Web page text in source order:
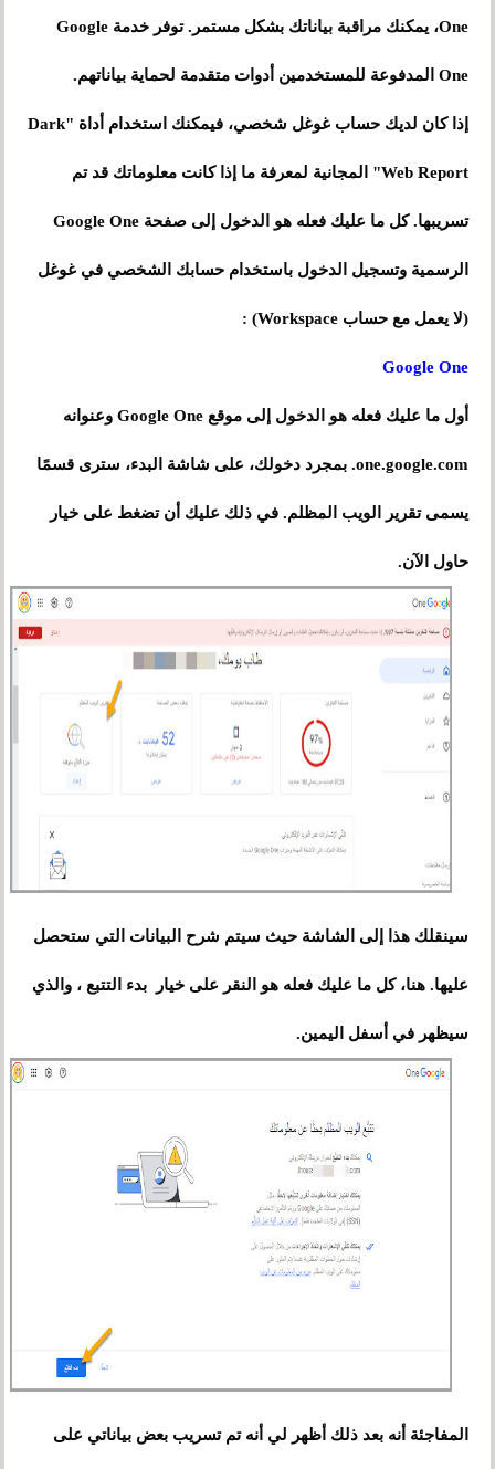
One، يمكنك مراقبة بياناتك بشكل مستمر. توفر خدمة Google
One المدفوعة للمستخدمين أدوات متقدمة لحماية بياناتهم.
إذا كان لديك حساب غوغل شخصي، فيمكنك استخدام أداة "Dark
Web Report" المجانية لمعرفة ما إذا كانت معلوماتك قد تم
تسريبها. كل ما عليك فعله هو الدخول إلى صفحة Google One
الرسمية وتسجيل الدخول باستخدام حسابك الشخصي في غوغل
(لا يعمل مع حساب Workspace) :
Google One
أول ما عليك فعله هو الدخول إلى موقع Google One وعنوانه
one.google.com. بمجرد دخولك، على شاشة البدء، سترى قسمًا
يسمى تقرير الويب المظلم. في ذلك عليك أن تضغط على خيار
حاول الآن.
سينقلك هذا إلى الشاشة حيث سيتم شرح البيانات التي ستحصل
عليها. هنا، كل ما عليك فعله هو النقر على خيار بدء التتبع ، والذي
سيظهر في أسفل اليمين.
المفاجئة أنه بعد ذلك أظهر لي أنه تم تسريب بعض بياناتي على